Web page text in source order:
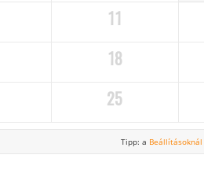
11
18
25
Tipp: a Beállításoknál